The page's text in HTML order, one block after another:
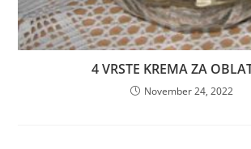
4 VRSTE KREMA ZA
November 24, 2022